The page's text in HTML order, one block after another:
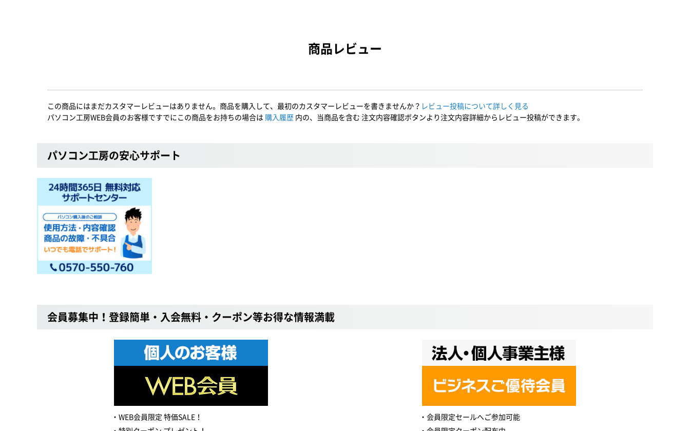
商品レビュー
この商品にはまだカスタマーレビューはありません。商品を購入して、最初のカスタマーレビューを書きませんか？ レビュー投稿について詳しく見る
パソコン工房WEB会員のお客様ですでにこの商品をお持ちの場合は 購入履歴 内の、当商品を含む 注文内容確認ボタンより注文内容詳細からレビュー投稿ができます。
パソコン工房の安心サポート
会員募集中！登録簡単・入会無料・クーポン等お得な情報満載
WEB会員限定 特価SALE！
会員限定セールへご参加可能